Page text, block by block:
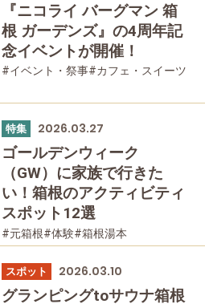
『ニコライ バーグマン 箱
根 ガーデンズ』の4周年記
念イベントが開催！
#イベント・祭事#カフェ・スイーツ
#公園・自然#母と娘で
特集 2026.03.27
ゴールデンウィーク
（GW）に家族で行きた
い！箱根のアクティビティ
スポット12選
#元箱根#体験#箱根湯本
#箱根フリーパス#家族で
#公園・自然#母と娘で
スポット 2026.03.10
グランピングtoサウナ箱根